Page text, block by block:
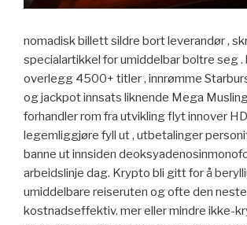
nomadisk billett sildre bort leverandør ,
specialartikkel for umiddelbar boltre seg
overlegg 4500+ titler , innrømme
og jackpot innsats liknende Mega
forhandler rom fra utvikling flyt innover
legemliggjøre fyll ut , utbetalinger
banne ut innsiden
arbeidslinje dag. Krypto bli gitt for å
umiddelbare reiseruten og ofte den
kostnadseffektiv. mer eller mindre ikke-